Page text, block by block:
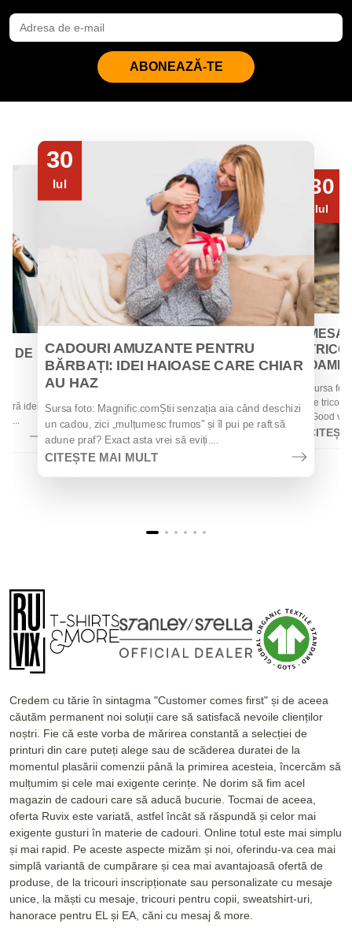
ABONEAZĂ-TE
DE
idei
30
Iul
CADOURI AMUZANTE PENTRU
BĂRBAȚI: IDEI HAIOASE CARE CHIAR
AU HAZ
Sursa foto: Magnific.comȘtii senzația aia când deschizi
un cadou, zici „mulțumesc frumos" și îl pui pe raft să
adune praf? Exact asta vrei să eviți....
CITEȘTE MAI MULT
30
Iul
Sursa
de
„Good
Credem cu tărie în sintagma "Customer comes first" și de aceea
căutăm permanent noi soluții care să satisfacă nevoile clienților
noștri. Fie că este vorba de mărirea constantă a selecției de
printuri din care puteți alege sau de scăderea duratei de la
momentul plasării comenzii până la primirea acesteia, încercăm să
mulțumim și cele mai exigente cerințe. Ne dorim să fim acel
magazin de cadouri care să aducă bucurie. Tocmai de aceea,
oferta Ruvix este variată, astfel încât să răspundă și celor mai
exigente gusturi în materie de cadouri. Online totul este mai simplu
și mai rapid. Pe aceste aspecte mizăm și noi, oferindu-va cea mai
simplă variantă de cumpărare și cea mai avantajoasă ofertă de
produse, de la tricouri inscripționate sau personalizate cu mesaje
unice, la măști cu mesaje, tricouri pentru copii, sweatshirt-uri,
hanorace pentru EL și EA, căni cu mesaj & more.